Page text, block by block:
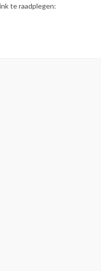
te raadplegen: